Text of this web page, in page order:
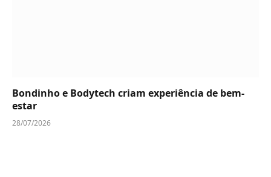
Bondinho e Bodytech criam experiência de bem-
estar
28/07/2026